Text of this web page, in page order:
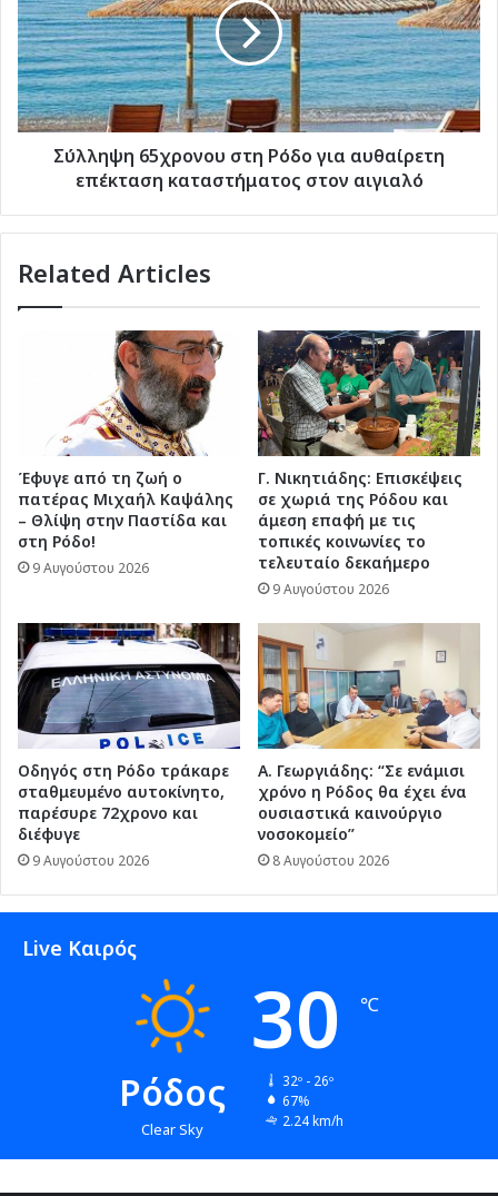
Ρόδο
για
αυθαίρετη
επέκταση
καταστήματος
στον
αιγιαλόΣύλληψη 65χρονου στη Ρόδο για αυθαίρετη
επέκταση καταστήματος στον αιγιαλό
Related Articles
Έφυγε από τη ζωή ο
πατέρας Μιχαήλ Καψάλης
– Θλίψη στην Παστίδα και
στη Ρόδο!
9 Αυγούστου 2026
Γ. Νικητιάδης: Επισκέψεις
σε χωριά της Ρόδου και
άμεση επαφή με τις
τοπικές κοινωνίες το
τελευταίο δεκαήμερο
9 Αυγούστου 2026
Οδηγός στη Ρόδο τράκαρε
σταθμευμένο αυτοκίνητο,
παρέσυρε 72χρονο και
διέφυγε
9 Αυγούστου 2026
Α. Γεωργιάδης: “Σε ενάμισι
χρόνο η Ρόδος θα έχει ένα
ουσιαστικά καινούργιο
νοσοκομείο”
8 Αυγούστου 2026
Live Καιρός
Ρόδος
Clear Sky
30 ℃
32º - 26º
67%
2.24 km/h